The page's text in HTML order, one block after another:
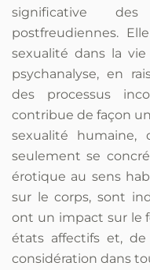
significative des
postfreudiennes.
sexualité dans la
psychanalyse, en
des processus
contribue de façon
sexualité humaine,
seulement se
érotique au sens
sur le corps, sont
ont un impact sur le
états affectifs et,
considération dans